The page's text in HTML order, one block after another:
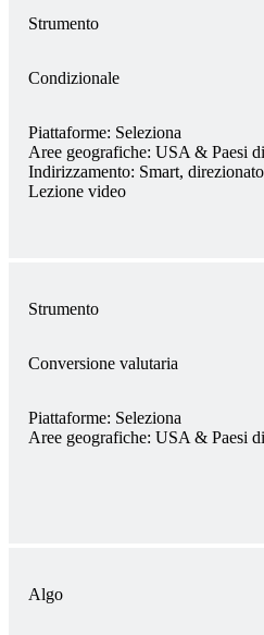
Strumento
Condizionale
Piattaforme: Seleziona
Aree geografiche: USA & Paesi
Indirizzamento: Smart, direzionato
Lezione video
Strumento
Conversione valutaria
Piattaforme: Seleziona
Aree geografiche: USA & Paesi
Algo